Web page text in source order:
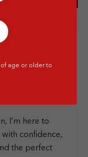
I’m here to
confidence,
the perfect
of age or older to